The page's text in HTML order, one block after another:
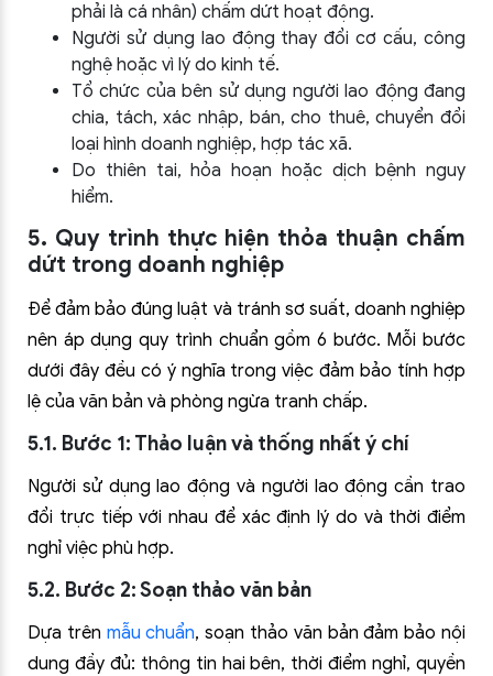
phải là cá nhân) chấm dứt hoạt động.
Người sử dụng lao động thay đổi cơ cấu, công
nghệ hoặc vì lý do kinh tế.
Tổ chức của bên sử dụng người lao động đang
chia, tách, xác nhập, bán, cho thuê, chuyển đổi
loại hình doanh nghiệp, hợp tác xã.
Do thiên tai, hỏa hoạn hoặc dịch bệnh nguy
hiểm.
5. Quy trình thực hiện thỏa thuận chấm
dứt trong doanh nghiệp
Để đảm bảo đúng luật và tránh sơ suất, doanh nghiệp
nên áp dụng quy trình chuẩn gồm 6 bước. Mỗi bước
dưới đây đều có ý nghĩa trong việc đảm bảo tính hợp
lệ của văn bản và phòng ngừa tranh chấp.
5.1. Bước 1: Thảo luận và thống nhất ý chí
Người sử dụng lao động và người lao động cần trao
đổi trực tiếp với nhau để xác định lý do và thời điểm
nghỉ việc phù hợp.
5.2. Bước 2: Soạn thảo văn bản
Dựa trên mẫu chuẩn, soạn thảo văn bản đảm bảo nội
dung đầy đủ: thông tin hai bên, thời điểm nghỉ, quyền